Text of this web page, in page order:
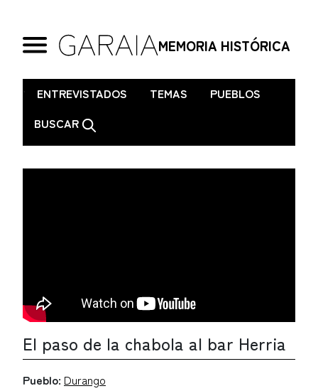
MEMORIA HISTÓRICA
. ENTREVISTADOS TEMAS
PUEBLOS
BUSCAR
El paso de la chabola al bar Herria
Pueblo: Durango